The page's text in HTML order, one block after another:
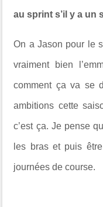
au sprint s’il y a un
On a Jason pour le
vraiment bien
comment ça va se
ambitions cette
c’est ça. Je pense
les bras et puis
journées de course.